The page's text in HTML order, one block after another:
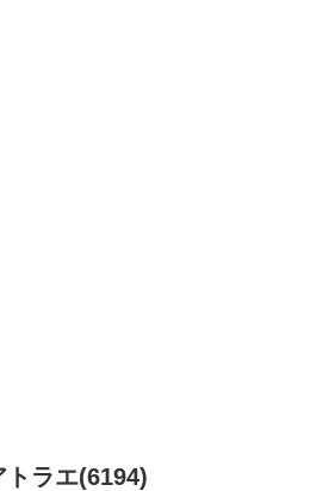
ラエ(6194)